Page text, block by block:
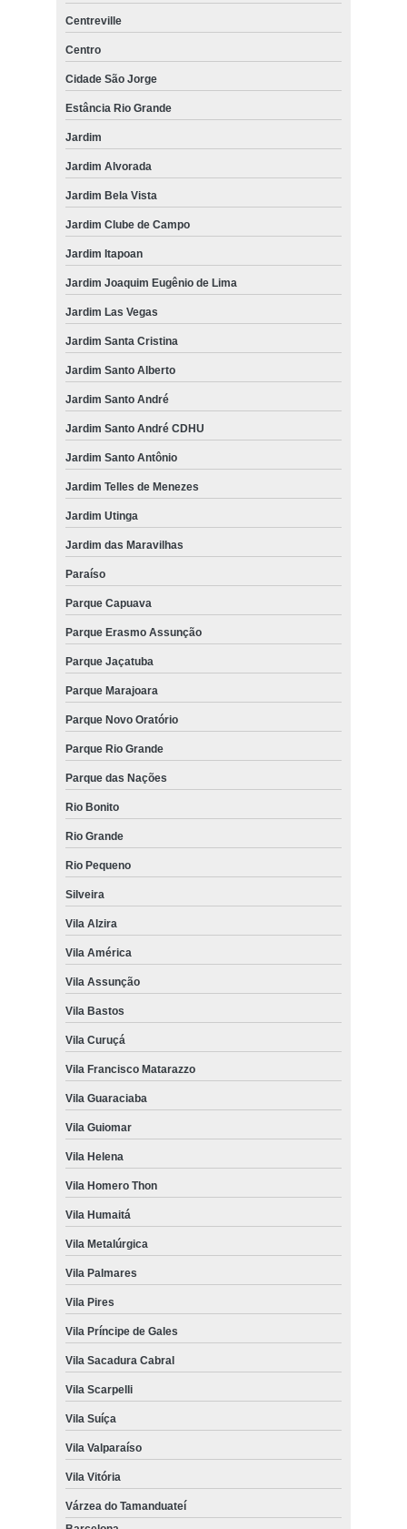
Centreville
Centro
Cidade São Jorge
Estância Rio Grande
Jardim
Jardim Alvorada
Jardim Bela Vista
Jardim Clube de Campo
Jardim Itapoan
Jardim Joaquim Eugênio de Lima
Jardim Las Vegas
Jardim Santa Cristina
Jardim Santo Alberto
Jardim Santo André
Jardim Santo André CDHU
Jardim Santo Antônio
Jardim Telles de Menezes
Jardim Utinga
Jardim das Maravilhas
Paraíso
Parque Capuava
Parque Erasmo Assunção
Parque Jaçatuba
Parque Marajoara
Parque Novo Oratório
Parque Rio Grande
Parque das Nações
Rio Bonito
Rio Grande
Rio Pequeno
Silveira
Vila Alzira
Vila América
Vila Assunção
Vila Bastos
Vila Curuçá
Vila Francisco Matarazzo
Vila Guaraciaba
Vila Guiomar
Vila Helena
Vila Homero Thon
Vila Humaitá
Vila Metalúrgica
Vila Palmares
Vila Pires
Vila Príncipe de Gales
Vila Sacadura Cabral
Vila Scarpelli
Vila Suíça
Vila Valparaíso
Vila Vitória
Várzea do Tamanduateí